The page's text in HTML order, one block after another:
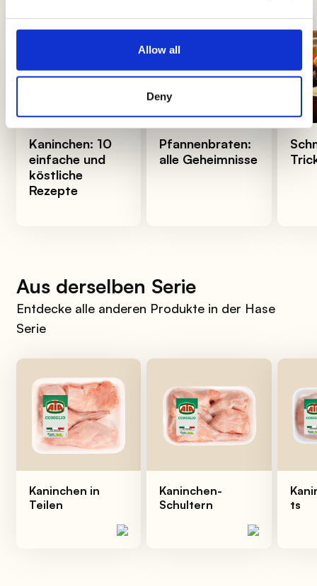
Allow all
Deny
Kaninchen: 10
einfache und
köstliche
Rezepte
Pfannenbraten:
alle Geheimnisse
Aus derselben Serie
Entdecke alle anderen Produkte in der Hase
Serie
Kaninchen in
Teilen
Kaninchen-
Schultern
ts